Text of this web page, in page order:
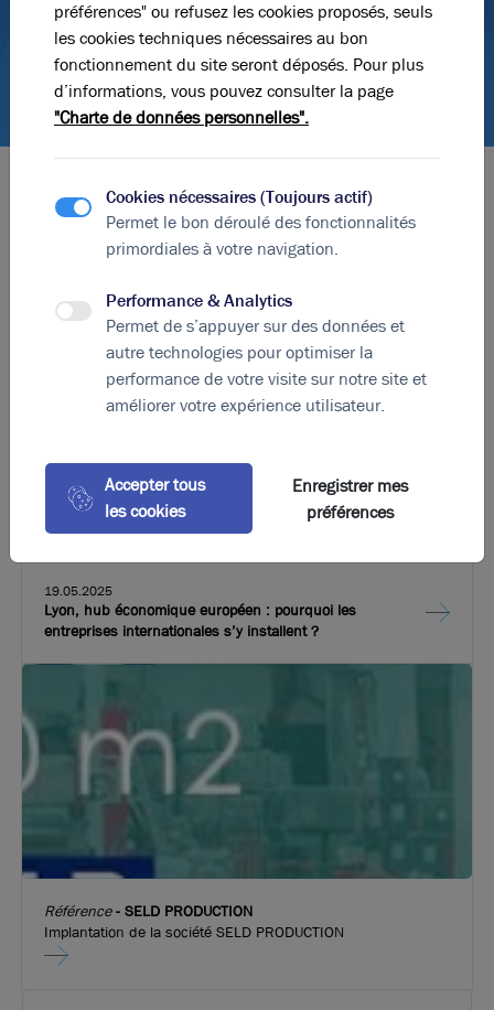
Les contenus pertinents pour votreprojet
immobilier
Tout connaître sur le marché de
l’immobilier d’entreprise
19.05.2025
Lyon, hub économique européen : pourquoi les
entreprises internationales s’y installent ?
Référence- SELD PRODUCTION
Implantation de la société SELD PRODUCTION
préférences" ou refusez les cookies proposés, seuls
les cookies techniques nécessaires au bon
fonctionnement du site seront déposés. Pour plus
d’informations, vous pouvez consulter la page
"Charte de données personnelles".
Cookies nécessaires (Toujours actif)
Permet le bon déroulé des fonctionnalités
primordiales à votre navigation.
Performance & Analytics
Permet de s’appuyer sur des données et
autre technologies pour optimiser la
performance de votre visite sur notre site et
améliorer votre expérience utilisateur.
Accepter tous
les cookies
Enregistrer mes
préférences